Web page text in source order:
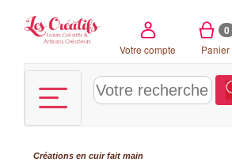
Votre compte
0
Panier
Créations en cuir fait main